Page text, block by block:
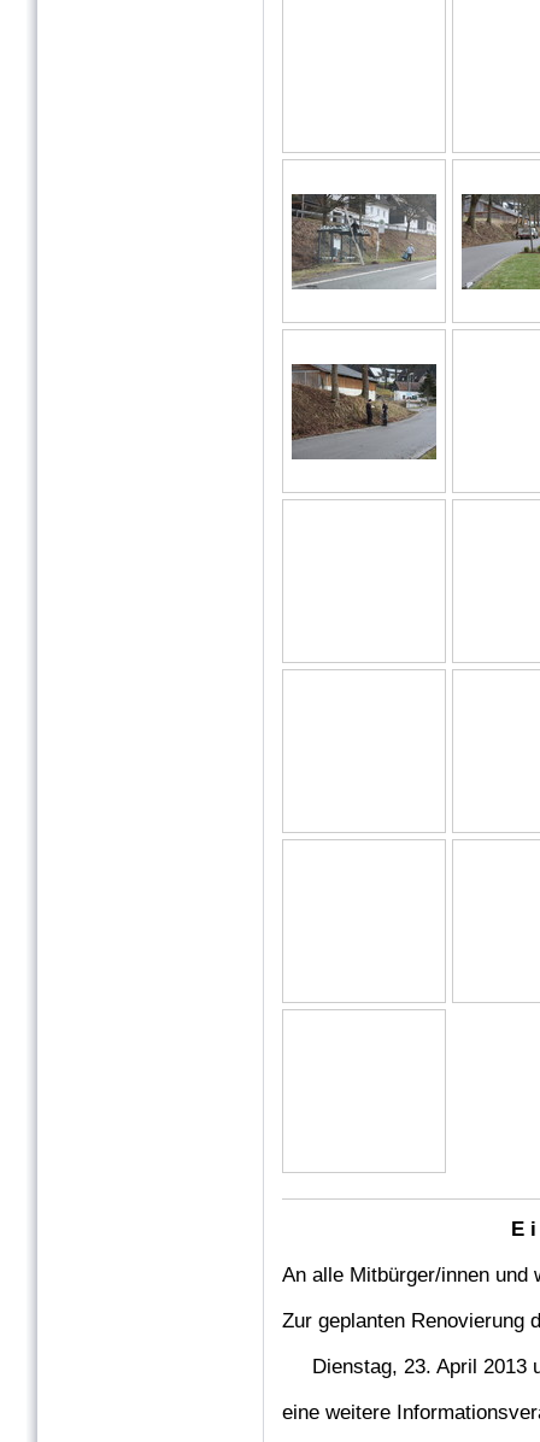
E
An alle Mitbürger/innen und
Zur geplanten Renovierung
Dienstag, 23. April 2013
eine weitere